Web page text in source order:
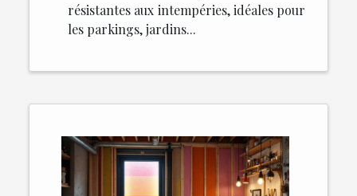
résistantes aux intempéries, idéales pour
les parkings, jardins...